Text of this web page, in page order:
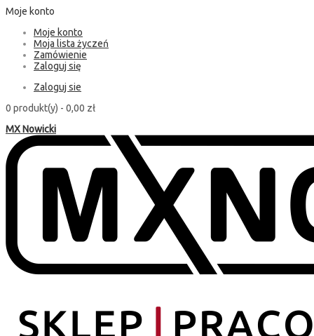
Moje konto
Moje konto
Moja lista życzeń
Zamówienie
Zaloguj się
Zaloguj sie
0 produkt(y) - 0,00 zł
MX Nowicki